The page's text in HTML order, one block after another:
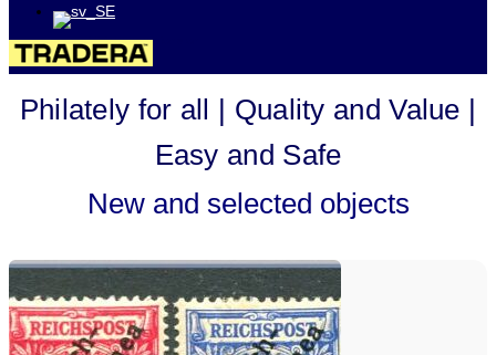
Visit our auctions on
Philately for all | Quality and Value |
Easy and Safe
New and selected objects